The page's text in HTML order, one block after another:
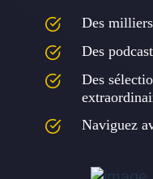
Des
Des
Des
Naviguez